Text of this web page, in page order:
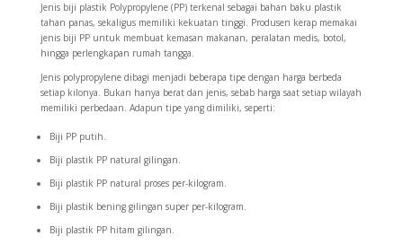
Jenis biji plastik Polypropylene (PP) terkenal sebagai bahan baku plastik
tahan panas, sekaligus memiliki kekuatan tinggi. Produsen kerap memakai
jenis biji PP untuk membuat kemasan makanan, peralatan medis, botol,
hingga perlengkapan rumah tangga.
Jenis polypropylene dibagi menjadi beberapa tipe dengan harga berbeda
setiap kilonya. Bukan hanya berat dan jenis, sebab harga saat setiap wilayah
memiliki perbedaan. Adapun tipe yang dimiliki, seperti:
Biji PP putih.
Biji plastik PP natural gilingan.
Biji plastik PP natural proses per-kilogram.
Biji plastik bening gilingan super per-kilogram.
Biji plastik PP hitam gilingan.